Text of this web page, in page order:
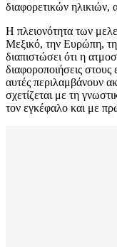
διαφορετικών ηλικιών,
Η πλειονότητα των
Μεξικό, την Ευρώπη,
διαπιστώσει ότι η
διαφοροποιήσεις
αυτές περιλαμβάνουν
σχετίζεται με τη
τον εγκέφαλο και με